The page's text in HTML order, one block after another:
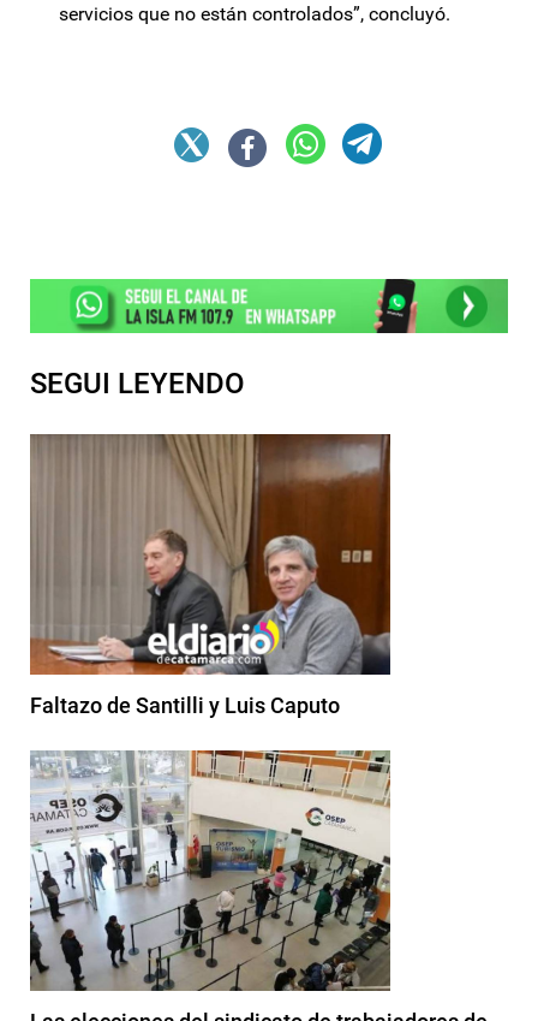
servicios que no están controlados”, concluyó.
SEGUI LEYENDO
Faltazo de Santilli y Luis Caputo